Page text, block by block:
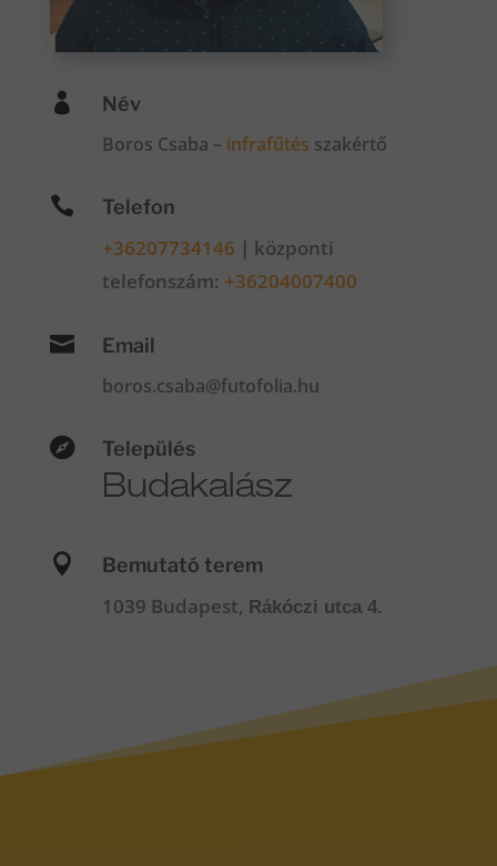
 Név
Boros Csaba – infrafűtés szakértő
 Telefon
+36207734146 | központi
telefonszám: +36204007400
 Email
boros.csaba@futofolia.hu
 Település
Budakalász
 Bemutató terem
1039 Budapest, Rákóczi utca 4.